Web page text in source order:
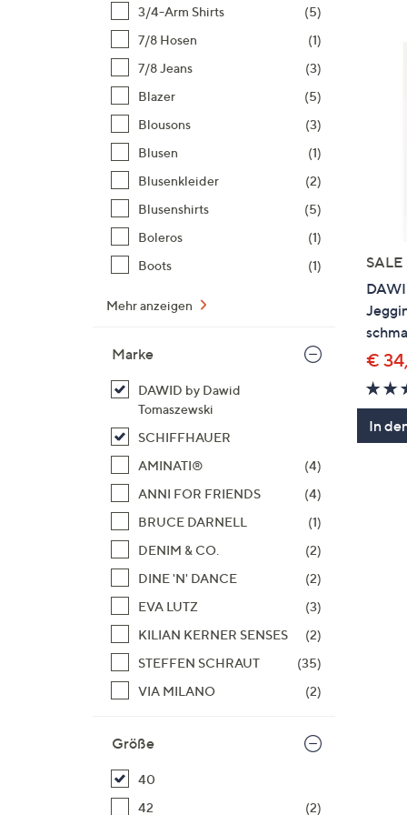
3/4-Arm Shirts
(5)
7/8 Hosen
(1)
7/8 Jeans
(3)
Blazer
(5)
Blousons
(3)
Blusen
(1)
Blusenkleider
(2)
Blusenshirts
(5)
Boleros
(1)
Boots
(1)
Mehr anzeigen
Marke
DAWID by Dawid
Tomaszewski
SCHIFFHAUER
AMINATI®
(4)
ANNI FOR FRIENDS
(4)
BRUCE DARNELL
(1)
DENIM & CO.
(2)
DINE 'N' DANCE
(2)
EVA LUTZ
(3)
KILIAN KERNER SENSES
(2)
STEFFEN SCHRAUT
(35)
VIA MILANO
(2)
Größe
40
42
(2)
SALE
€
In